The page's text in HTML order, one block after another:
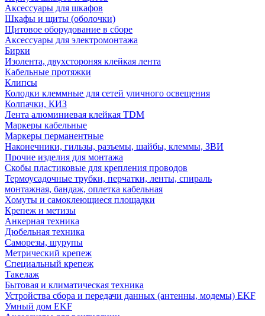
Аксессуары для шкафов
Шкафы и щиты (оболочки)
Щитовое оборудование в сборе
Аксессуары для электромонтажа
Бирки
Изолента, двухстороняя клейкая лента
Кабельные протяжки
Клипсы
Колодки клеммные для сетей уличного освещения
Колпачки, КИЗ
Лента алюминиевая клейкая TDM
Маркеры кабельные
Маркеры перманентные
Наконечники, гильзы, разъемы, шайбы, клеммы, ЗВИ
Прочие изделия для монтажа
Скобы пластиковые для крепления проводов
Термоусадочные трубки, перчатки, ленты, спираль
монтажная, бандаж, оплетка кабельная
Хомуты и самоклеющиеся площадки
Крепеж и метизы
Анкерная техника
Дюбельная техника
Саморезы, шурупы
Метрический крепеж
Специальный крепеж
Такелаж
Бытовая и климатическая техника
Устройства сбора и передачи данных (антенны, модемы) EKF
Умный дом EKF